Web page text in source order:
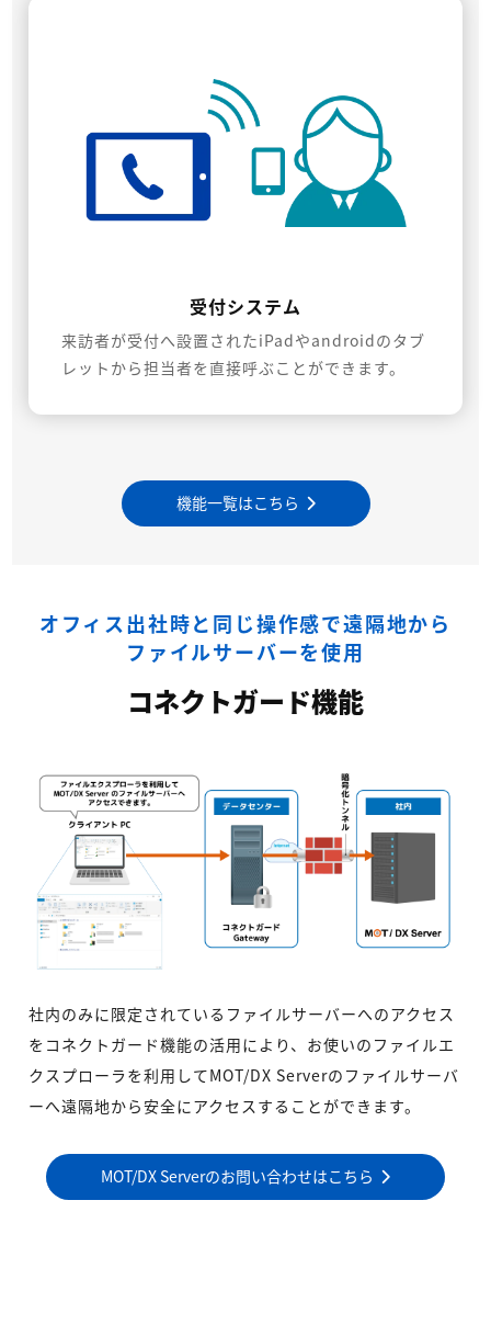
受付システム
来訪者が受付へ設置されたiPadやandroidのタブ
レットから担当者を直接呼ぶことができます。
機能一覧はこちら
オフィス出社時と同じ操作感で遠隔地から
ファイルサーバーを使用
コネクトガード機能
社内のみに限定されているファイルサーバーへのアクセス
をコネクトガード機能の活用により、お使いのファイルエ
クスプローラを利用してMOT/DX Serverのファイルサーバ
ーへ遠隔地から安全にアクセスすることができます。
MOT/DX Serverのお問い合わせはこちら